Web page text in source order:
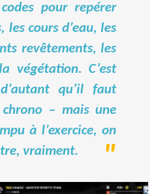
pour repérer
les cours d’eau, les
revêtements, les
végétation. C’est
qu’il faut
– mais une
à l’exercice, on
vraiment.